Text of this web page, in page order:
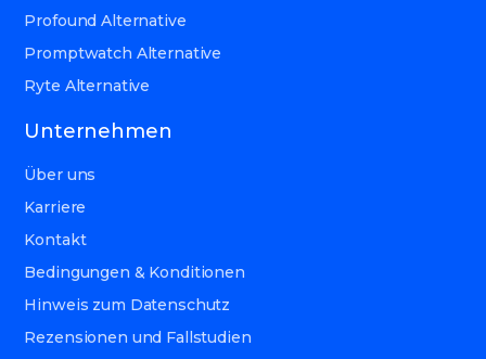
Profound Alternative
Promptwatch Alternative
Ryte Alternative
Unternehmen
Über uns
Karriere
Kontakt
Bedingungen & Konditionen
Hinweis zum Datenschutz
Rezensionen und Fallstudien